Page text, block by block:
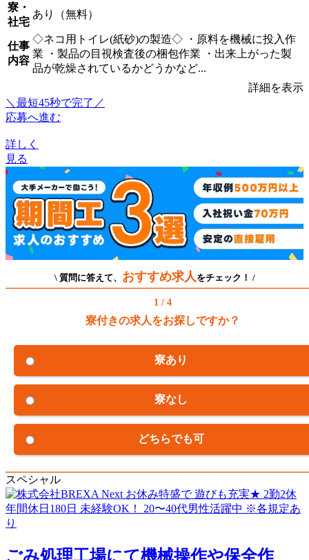
寮・
社宅
あり（無料）
仕事
内容
◇ネコ用トイレ(紙砂)の製造◇ ・原料を機械に投入作
業 ・製品の目視検査後の梱包作業 ・出来上がった製
品が乾燥されているかどうかなど...
詳細を表示
＼最短45秒で完了／
応募へ進む
詳しく
見る
\ 質問に答えて、 おすすめ求人 をチェック！ /
1 / 4
寮付きの求人をお探しですか？
寮あり
寮なし
どちらでも可
スペシャル
ごみ処理工場にて機械操作や保全作